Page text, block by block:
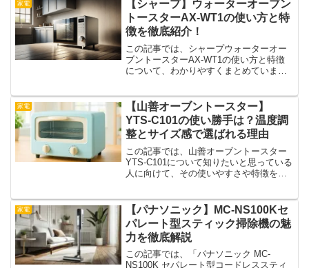
家電
【シャープ】ウォーターオーブン
トースターAX-WT1の使い方と特
徴を徹底紹介！
この記事では、シャープウォーターオー
ブントースターAX-WT1の使い方と特徴
について、わかりやすくまとめていま
ね。水の力で中ふんわり外カリッと仕上
げるその秘密や、どんな調...
家電
【山善オーブントースター】
YTS-C101の使い勝手は？温度調
整とサイズ感で選ばれる理由
この記事では、山善オーブントースター
YTS-C101について知りたいと思っている
人に向けて、その使いやすさや特徴をわ
のか、シンプルな操作性など、購入前に
気になるポイント...
家電
【パナソニック】MC-NS100Kセ
パレート型スティック掃除機の魅
力を徹底解説
この記事では、「パナソニック MC-
NS100K セパレート型コードレススティ